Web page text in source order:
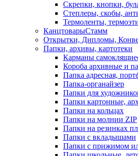
Скрепки, кнопки,
Степлеры, скобы,
Термоленты,
КанцтоварыСтамм
Открытки, Дипломы,
Папки, архивы, картотеки
Карманы
Короба архивные и
Папка адресная,
Папка-органайзер
Папки для
Папки картонные,
Папки на кольцах
Папки на молнии ZIP
Папки на резинках
Папки с вкладышами
Папки с прижимом